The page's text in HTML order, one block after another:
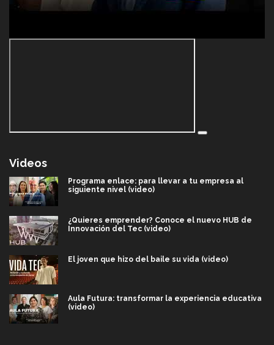
Videos
Programa enlace: para llevar a tu empresa al
siguiente nivel (video)
¿Quieres emprender? Conoce el nuevo HUB de
Innovación del Tec (video)
El joven que hizo del baile su vida (video)
Aula Futura: transformar la experiencia educativa
(video)